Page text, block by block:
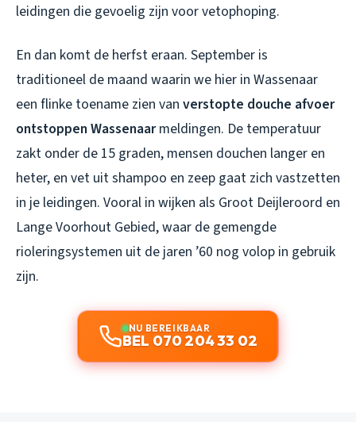
leidingen die gevoelig zijn voor vetophoping.
En dan komt de herfst eraan. September is
traditioneel de maand waarin we hier in Wassenaar
een flinke toename zien van verstopte douche afvoer
ontstoppen Wassenaarmeldingen. De temperatuur
zakt onder de 15 graden, mensen douchen langer en
heter, en vet uit shampoo en zeep gaat zich vastzetten
in je leidingen. Vooral in wijken als Groot Deijleroord en
Lange Voorhout Gebied, waar de gemengde
rioleringsystemen uit de jaren ’60 nog volop in gebruik
zijn.
NU BEREIKBAAR
BEL 070 204 33 02